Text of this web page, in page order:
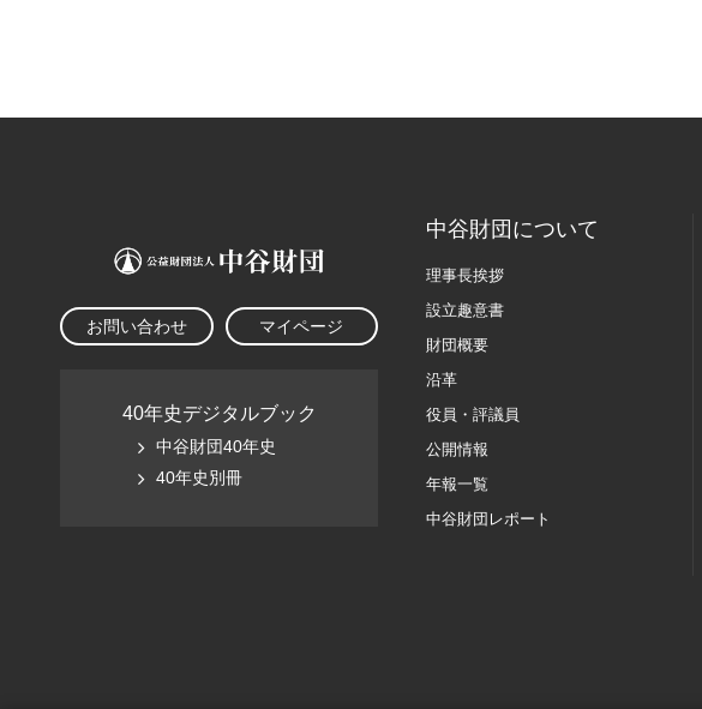
お問い合わせ マイページ
40年史デジタルブック
中谷財団40年史
40年史別冊
中谷財団について
理事長挨拶
設立趣意書
財団概要
沿革
役員・評議員
公開情報
年報一覧
中谷財団レポート